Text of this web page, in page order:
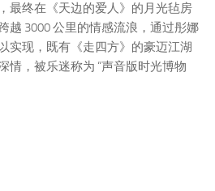
最终在《天边的爱人》的月光毡房
越 3000 公里的情感流浪，通过彤娜
实现，既有《走四方》的豪迈江湖
情，被乐迷称为 “声音版时光博物